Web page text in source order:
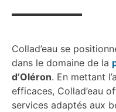
Collad’eau se
dans le domaine de la
d’Oléron. En mettant
efficaces, Collad’eau
services adaptés aux